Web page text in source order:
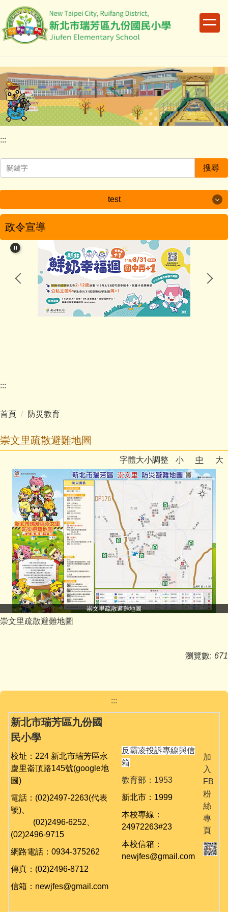
到
主
容
區
:::
搜尋
test
test
學校簡介
學校特色
學生活動
影音專區
反霸凌宣導
九份校務相關專區
學生事務
舞閱山城金童趣
台灣母語日專區
英語日活動專區
公開授課專區
校園場地租借
防疫遠距教學專區
校外人士入校暨教學審查專區
下載專區
相關連結
政令宣導
:::
首頁 防災教育
崇文里疏散避難地圖
字體大小調整 小 中 大
崇文里疏散避難地圖
崇文里疏散避難地圖
瀏覽數: 671
:::
新北市瑞芳區九份國
民小學
校址：224 新北市瑞芳區永
慶里崙頂路145號(google地
圖)
電話：(02)2497-2263(代表
號)、
(02)2496-6252、
(02)2496-9715
網路電話：0934-375262
傳真：(02)2496-8712
信箱：newjfes@gmail.com
反霸凌投訴專線與信
箱
教育部：1953
新北市：1999
本校專線：
24972263#23
本校信箱：
newjfes@gmail.com
加
入
FB
粉
絲
專
頁